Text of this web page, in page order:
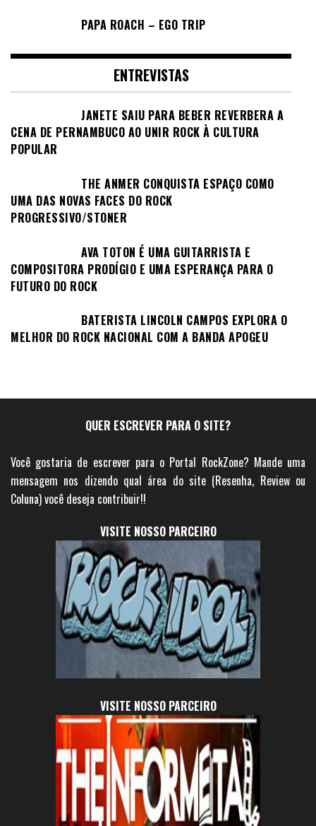
PAPA ROACH – EGO TRIP
ENTREVISTAS
JANETE SAIU PARA BEBER REVERBERA A
CENA DE PERNAMBUCO AO UNIR ROCK À CULTURA
POPULAR
THE ANMER CONQUISTA ESPAÇO COMO
UMA DAS NOVAS FACES DO ROCK
PROGRESSIVO/STONER
AVA TOTON É UMA GUITARRISTA E
COMPOSITORA PRODÍGIO E UMA ESPERANÇA PARA O
FUTURO DO ROCK
BATERISTA LINCOLN CAMPOS EXPLORA O
MELHOR DO ROCK NACIONAL COM A BANDA APOGEU
QUER ESCREVER PARA O SITE?
Você gostaria de escrever para o Portal RockZone? Mande uma
mensagem nos dizendo qual área do site (Resenha, Review ou
Coluna) você deseja contribuir!!
VISITE NOSSO PARCEIRO
VISITE NOSSO PARCEIRO